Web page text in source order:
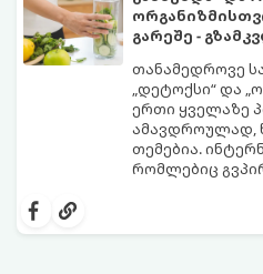
გარეშე -
თანამედროვე
„დეტოქსი“ და
ერთი ყველაზე
ამავდროულად,
თემებია.
რომლებიც
წვენების ან